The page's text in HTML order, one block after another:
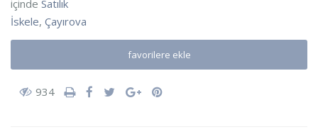
içinde Satılık
İskele, Çayırova
favorilere ekle
934